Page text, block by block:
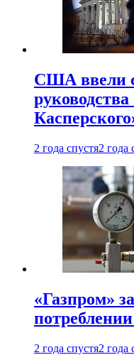
США ввели
2 года спустя2 года
«Газпром»
2 года спустя2 года